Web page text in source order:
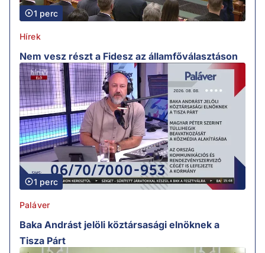
1 perc
Hírek
Nem vesz részt a Fidesz az államfőválasztáson
1 perc
Paláver
Baka Andrást jelöli köztársasági elnöknek a
Tisza Párt